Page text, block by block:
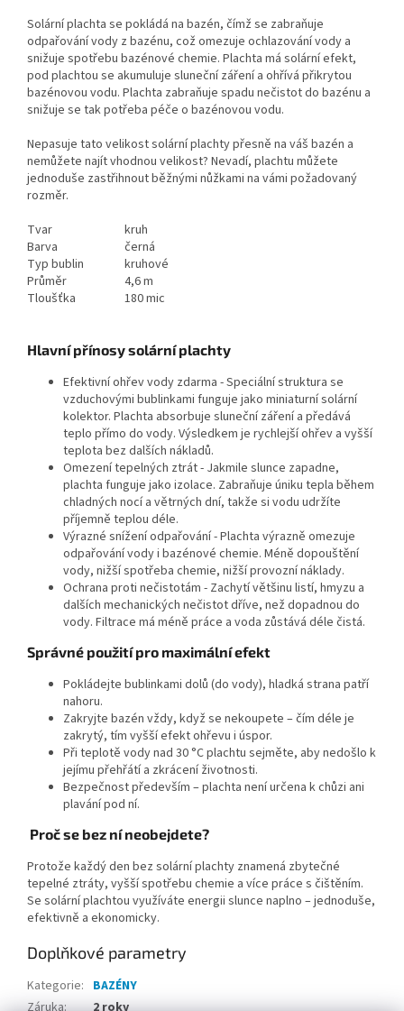
Solární plachta se pokládá na bazén, čímž se zabraňuje
odpařování vody z bazénu, což omezuje ochlazování vody a
snižuje spotřebu bazénové chemie. Plachta má solární efekt,
pod plachtou se akumuluje sluneční záření a ohřívá přikrytou
bazénovou vodu. Plachta zabraňuje spadu nečistot do bazénu a
snižuje se tak potřeba péče o bazénovou vodu.
Nepasuje tato velikost solární plachty přesně na váš bazén a
nemůžete najít vhodnou velikost? Nevadí, plachtu můžete
jednoduše zastřihnout běžnými nůžkami na vámi požadovaný
rozměr.
Tvar
kruh
Barva
černá
Typ bublin
kruhové
Průměr
4,6 m
Tloušťka
180 mic
Hlavní přínosy solární plachty
Efektivní ohřev vody zdarma - Speciální struktura se
vzduchovými bublinkami funguje jako miniaturní solární
kolektor. Plachta absorbuje sluneční záření a předává
teplo přímo do vody. Výsledkem je rychlejší ohřev a vyšší
teplota bez dalších nákladů.
Omezení tepelných ztrát - Jakmile slunce zapadne,
plachta funguje jako izolace. Zabraňuje úniku tepla během
chladných nocí a větrných dní, takže si vodu udržíte
příjemně teplou déle.
Výrazné snížení odpařování - Plachta výrazně omezuje
odpařování vody i bazénové chemie. Méně dopouštění
vody, nižší spotřeba chemie, nižší provozní náklady.
Ochrana proti nečistotám - Zachytí většinu listí, hmyzu a
dalších mechanických nečistot dříve, než dopadnou do
vody. Filtrace má méně práce a voda zůstává déle čistá.
Správné použití pro maximální efekt
Pokládejte bublinkami dolů (do vody), hladká strana patří
nahoru.
Zakryjte bazén vždy, když se nekoupete – čím déle je
zakrytý, tím vyšší efekt ohřevu i úspor.
Při teplotě vody nad 30 °C plachtu sejměte, aby nedošlo k
jejímu přehřátí a zkrácení životnosti.
Bezpečnost především – plachta není určena k chůzi ani
plavání pod ní.
Proč se bez ní neobejdete?
Protože každý den bez solární plachty znamená zbytečné
tepelné ztráty, vyšší spotřebu chemie a více práce s čištěním.
Se solární plachtou využíváte energii slunce naplno – jednoduše,
efektivně a ekonomicky.
Doplňkové parametry
Kategorie: BAZÉNY
Záruka: 2 roky